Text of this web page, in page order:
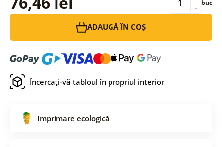
-
buc
ADAUGĂ ÎN COȘ
Încercați-vă tabloul în propriul interior
Imprimare ecologică